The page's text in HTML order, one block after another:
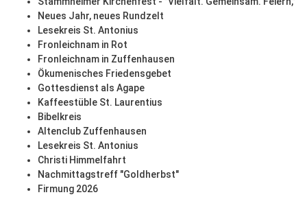
Neues Jahr, neues Rundzelt
Lesekreis St. Antonius
Fronleichnam in Rot
Fronleichnam in Zuffenhausen
Ökumenisches Friedensgebet
Gottesdienst als Agape
Kaffeestüble St. Laurentius
Bibelkreis
Altenclub Zuffenhausen
Lesekreis St. Antonius
Christi Himmelfahrt
Nachmittagstreff "Goldherbst"
Firmung 2026